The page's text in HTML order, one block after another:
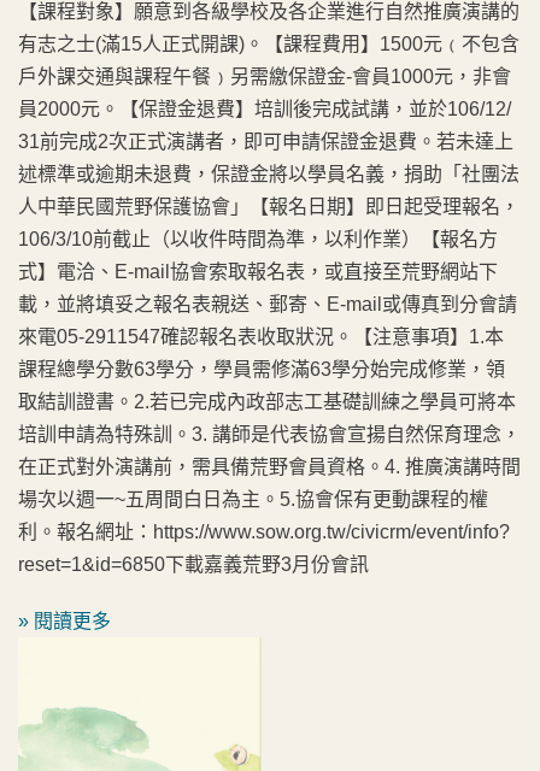
【課程對象】願意到各級學校及各企業進行自然推廣演講的
有志之士(滿15人正式開課)。【課程費用】1500元﹙不包含
戶外課交通與課程午餐﹚另需繳保證金-會員1000元，非會
員2000元。【保證金退費】培訓後完成試講，並於106/12/
31前完成2次正式演講者，即可申請保證金退費。若未達上
述標準或逾期未退費，保證金將以學員名義，捐助「社團法
人中華民國荒野保護協會」【報名日期】即日起受理報名，
106/3/10前截止（以收件時間為準，以利作業）【報名方
式】電洽、E-mail協會索取報名表，或直接至荒野網站下
載，並將填妥之報名表親送、郵寄、E-mail或傳真到分會請
來電05-2911547確認報名表收取狀況。【注意事項】1.本
課程總學分數63學分，學員需修滿63學分始完成修業，領
取結訓證書。2.若已完成內政部志工基礎訓練之學員可將本
培訓申請為特殊訓。3. 講師是代表協會宣揚自然保育理念，
在正式對外演講前，需具備荒野會員資格。4. 推廣演講時間
場次以週一~五周間白日為主。5.協會保有更動課程的權
利。報名網址：https://www.sow.org.tw/civicrm/event/info?
reset=1&id=6850下載嘉義荒野3月份會訊
» 閱讀更多